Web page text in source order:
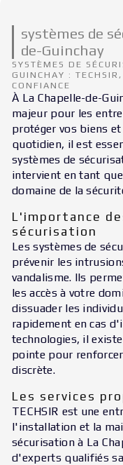
systèmes de
de-Guinchay
SYSTÈMES DE
GUINCHAY :
CONFIANCE
À La Chapelle-de-
majeur pour les
protéger vos biens
quotidien, il est
systèmes de
intervient en tant
domaine de la
L'importance
sécurisation
Les systèmes de
prévenir les
vandalisme. Ils
les accès à votre
dissuader les
rapidement en cas
technologies, il
pointe pour
discrète.
Les services
TECHSIR est une
l'installation et la
sécurisation à La
d'experts qualifiés